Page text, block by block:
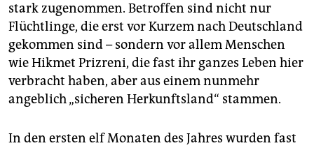
stark zugenommen. Betroffen sind nicht nur
Flüchtlinge, die erst vor Kurzem nach Deutschland
gekommen sind – sondern vor allem Menschen
wie Hikmet Prizreni, die fast ihr ganzes Leben hier
verbracht haben, aber aus einem nunmehr
angeblich „sicheren Herkunftsland“ stammen.
In den ersten elf Monaten des Jahres wurden fast